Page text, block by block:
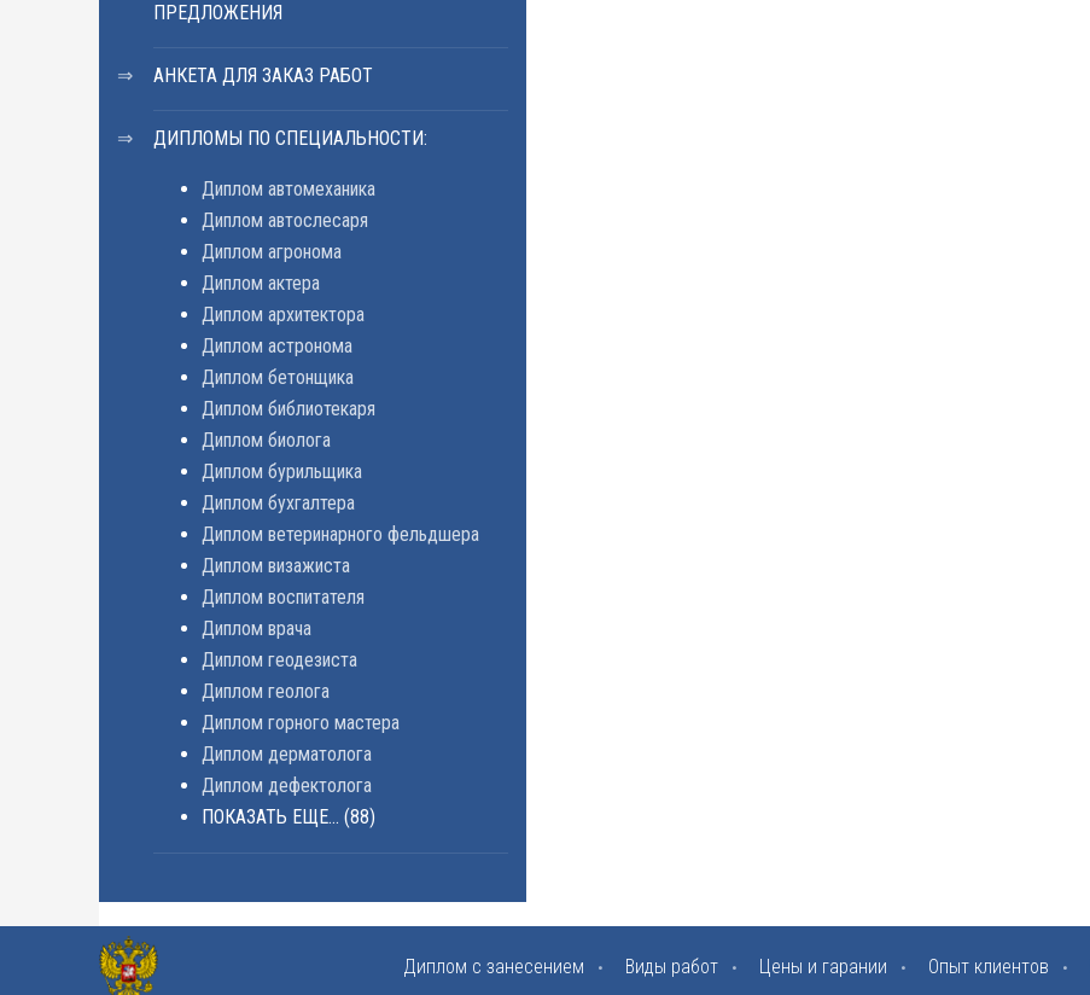
ПРЕДЛОЖЕНИЯ
АНКЕТА ДЛЯ ЗАКАЗ РАБОТ
ДИПЛОМЫ ПО СПЕЦИАЛЬНОСТИ:
Диплом автомеханика
Диплом автослесаря
Диплом агронома
Диплом актера
Диплом архитектора
Диплом астронома
Диплом бетонщика
Диплом библиотекаря
Диплом биолога
Диплом бурильщика
Диплом бухгалтера
Диплом ветеринарного фельдшера
Диплом визажиста
Диплом воспитателя
Диплом врача
Диплом геодезиста
Диплом геолога
Диплом горного мастера
Диплом дерматолога
Диплом дефектолога
ПОКАЗАТЬ ЕЩЕ... (88)
Диплом с занесением Виды работ Цены и гарании Опыт клиентов